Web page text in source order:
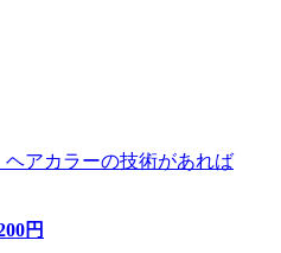
ヘアカラーの技術があれば
円